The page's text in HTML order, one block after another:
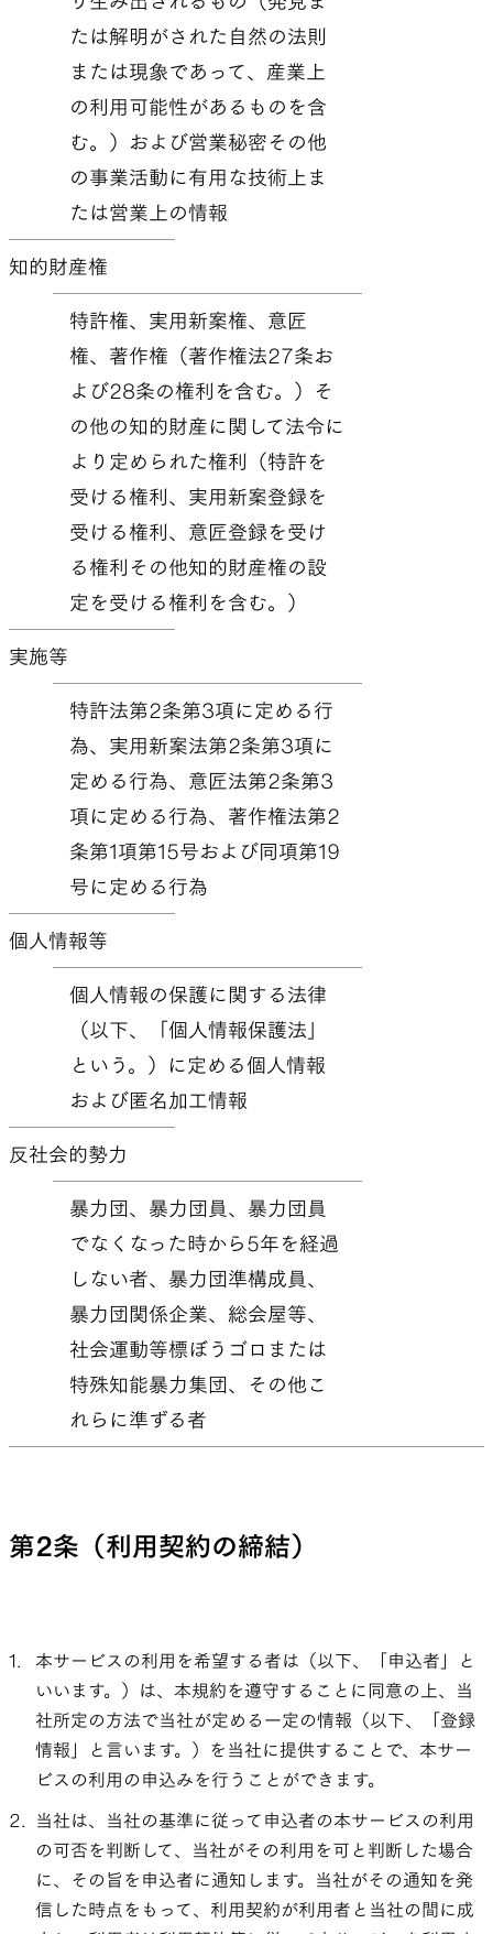
たは解明がされた自然の法則
または現象であって、産業上
の利用可能性があるものを含
む。）および営業秘密その他
の事業活動に有用な技術上ま
たは営業上の情報
知的財産権
特許権、実用新案権、意匠
権、著作権（著作権法27条お
よび28条の権利を含む。）そ
の他の知的財産に関して法令に
より定められた権利（特許を
受ける権利、実用新案登録を
受ける権利、意匠登録を受け
る権利その他知的財産権の設
定を受ける権利を含む。）
実施等
特許法第2条第3項に定める行
為、実用新案法第2条第3項に
定める行為、意匠法第2条第3
項に定める行為、著作権法第2
条第1項第15号および同項第19
号に定める行為
個人情報等
個人情報の保護に関する法律
（以下、「個人情報保護法」
という。）に定める個人情報
および匿名加工情報
反社会的勢力
暴力団、暴力団員、暴力団員
でなくなった時から5年を経過
しない者、暴力団準構成員、
暴力団関係企業、総会屋等、
社会運動等標ぼうゴロまたは
特殊知能暴力集団、その他こ
れらに準ずる者
第2条（利用契約の締結）
本サービスの利用を希望する者は（以下、「申込者」と
いいます。）は、本規約を遵守することに同意の上、当
社所定の方法で当社が定める一定の情報（以下、「登録
情報」と言います。）を当社に提供することで、本サー
ビスの利用の申込みを行うことができます。
当社は、当社の基準に従って申込者の本サービスの利用
の可否を判断して、当社がその利用を可と判断した場合
に、その旨を申込者に通知します。当社がその通知を発
信した時点をもって、利用契約が利用者と当社の間に成